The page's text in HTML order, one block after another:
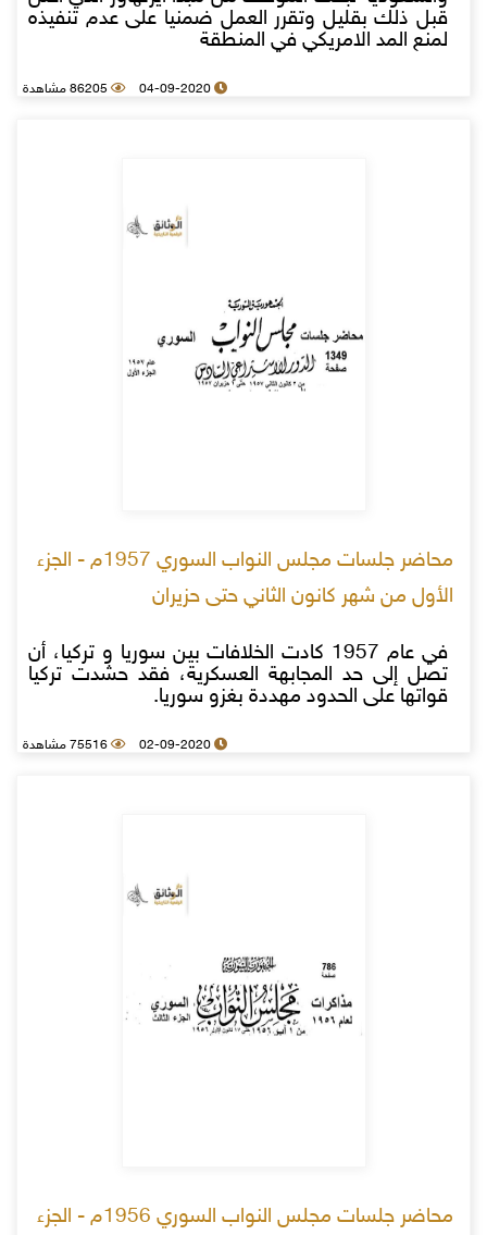
قبل ذلك بقليل وتقرر العمل ضمنيا على عدم تنفيذه
لمنع المد الامريكي في المنطقة
04-09-2020 86205 مشاهدة
محاضر جلسات مجلس النواب السوري 1957م - الجزء
الأول من شهر كانون الثاني حتى حزيران
في عام 1957 كادت الخلافات بين سوريا و تركيا، أن
تصل إلى حد المجابهة العسكرية، فقد حشدت تركيا
قواتها على الحدود مهددة بغزو سوريا.
02-09-2020 75516 مشاهدة
محاضر جلسات مجلس النواب السوري 1956م - الجزء